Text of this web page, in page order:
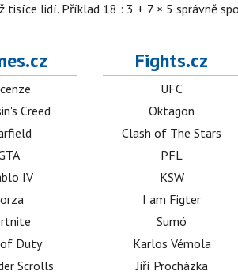
tisíce lidí. Příklad 18 : 3 + 7 × 5 správně
Creed
IV
Duty
Scrolls
Fights.cz
UFC
Oktagon
Clash of The Stars
PFL
KSW
I am Figter
Sumó
Karlos Vémola
Jiří Procházka